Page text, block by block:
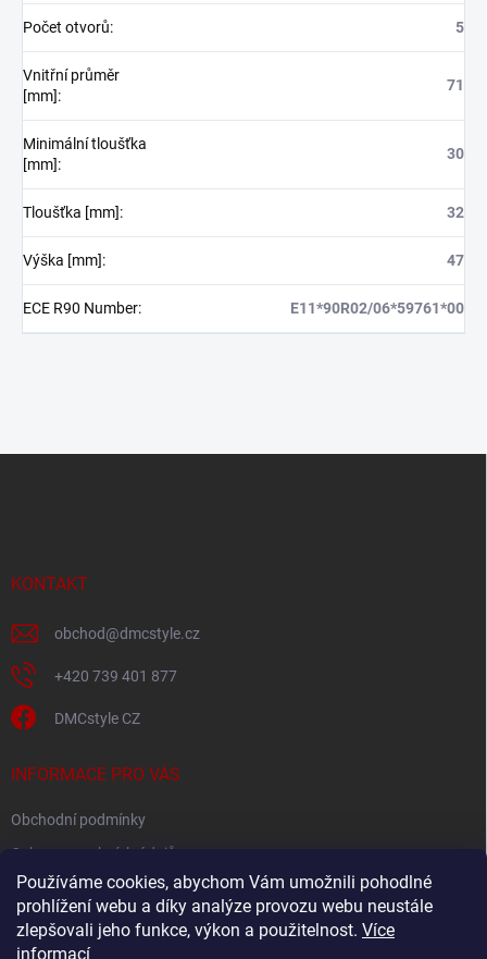
Používáme cookies, abychom Vám umožnili pohodlné
prohlížení webu a díky analýze provozu webu neustále
zlepšovali jeho funkce, výkon a použitelnost. Více
informací
Počet otvorů: 5
Vnitřní průměr
[mm]:
71
Minimální tloušťka
[mm]:
30
Tloušťka [mm]: 32
Výška [mm]: 47
ECE R90 Number: E11*90R02/06*59761*00
KONTAKT
obchod@dmcstyle.cz
+420 739 401 877
DMCstyle CZ
INFORMACE PRO VÁS
Obchodní podmínky
Ochrana osobních údajů
FACEBOOK